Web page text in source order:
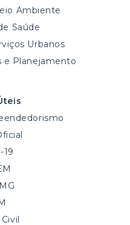
Ambiente
Saúde
Urbanos
e Planejamento
19